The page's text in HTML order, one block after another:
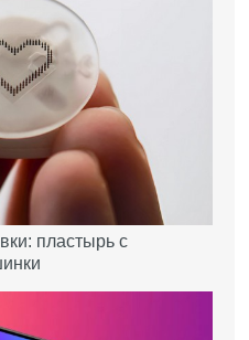
пластырь с